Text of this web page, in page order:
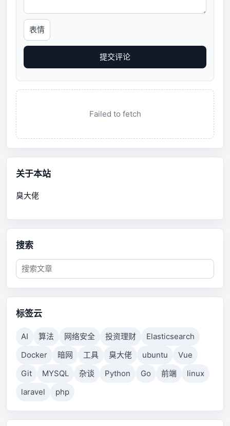
表情
提交评论
Failed to fetch
关于本站
臭大佬
搜索
标签云
AI 算法 网络安全 投资理财
Elasticsearch
Docker
暗网 工具 臭大佬 ubuntu
Vue
Git
MYSQL 杂谈 Python Go 前端
linux
laravel
php